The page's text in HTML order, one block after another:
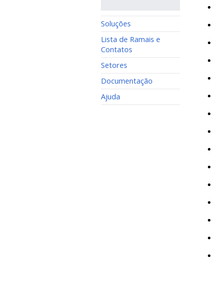
Soluções
Lista de Ramais e
Contatos
Setores
Documentação
Ajuda